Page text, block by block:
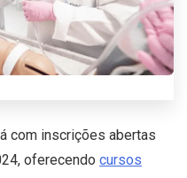
com inscrições abertas
oferecendo cursos